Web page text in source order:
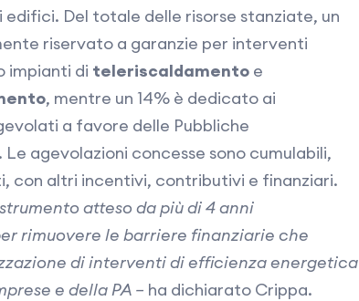
Del totale delle risorse stanziate, un
riservato a garanzie per interventi
impianti di teleriscaldamentoe
, mentre un 14% è dedicato ai
a favore delle Pubbliche
agevolazioni concesse sono cumulabili,
con altri incentivi, contributivi e finanziari.
atteso da più di 4 anni
rimuovere le barriere finanziarie che
di interventi di efficienza energetica
e della PA – ha dichiarato Crippa.